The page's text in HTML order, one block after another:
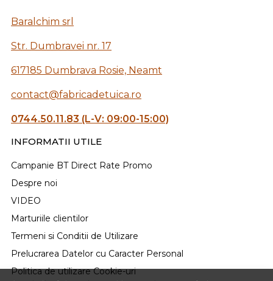
Baralchim srl
Str. Dumbravei nr. 17
617185 Dumbrava Rosie, Neamt
contact@fabricadetuica.ro
0744.50.11.83 (L-V: 09:00-15:00)
INFORMATII UTILE
Campanie BT Direct Rate Promo
Despre noi
VIDEO
Marturiile clientilor
Termeni si Conditii de Utilizare
Prelucrarea Datelor cu Caracter Personal
Politica de utilizare Cookie-uri